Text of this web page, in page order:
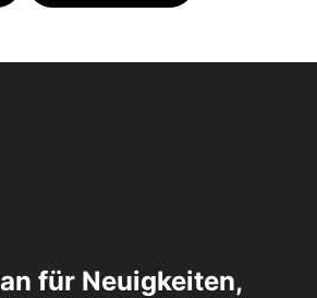
für Neuigkeiten,